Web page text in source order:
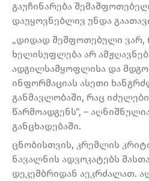
გაუჩინარება
დაუყოვნებლივ უნდა
„დიდად შეშფოთებული ვარ,
ხელისუფლება არ
ადგილსამყოფლისა და
ინფორმაციას ასეთი
განმავლობაში, რაც
წარმოადგენს“, –
განცხადებაში.
ცნობისთვის, კრემლის
ნავალნის ადვოკატებს
დეკემბრიდან აეკრძალათ.